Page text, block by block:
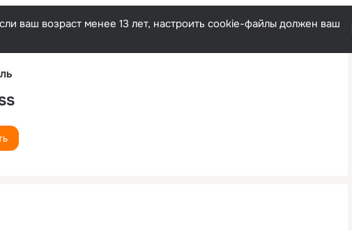
Русский
ваш возраст менее 13 лет, настроить cookie-файлы должен ваш